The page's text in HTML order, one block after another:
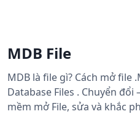
MDB File
MDB là file gì? Cách mở file
Database Files . Chuyển đổi
mềm mở File, sửa và khắc